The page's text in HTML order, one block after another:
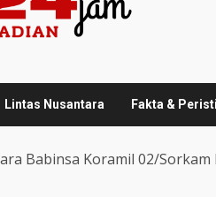
Lintas Nusantara Fakta &
Babinsa Koramil 02/